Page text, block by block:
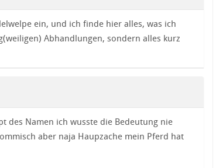
ein, und ich finde hier alles, was ich
Abhandlungen, sondern alles kurz
des Namen ich wusste die Bedeutung nie
aber naja Haupzache mein Pferd hat